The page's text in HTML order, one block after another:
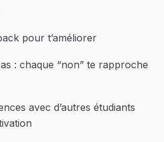
pour t’améliorer
: chaque “non” te rapproche
avec d’autres étudiants